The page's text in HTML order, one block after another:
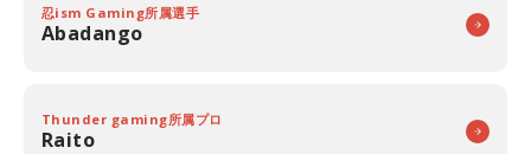
忍ism Gaming所属選手
Abadango
Thunder gaming所属プロ
Raito